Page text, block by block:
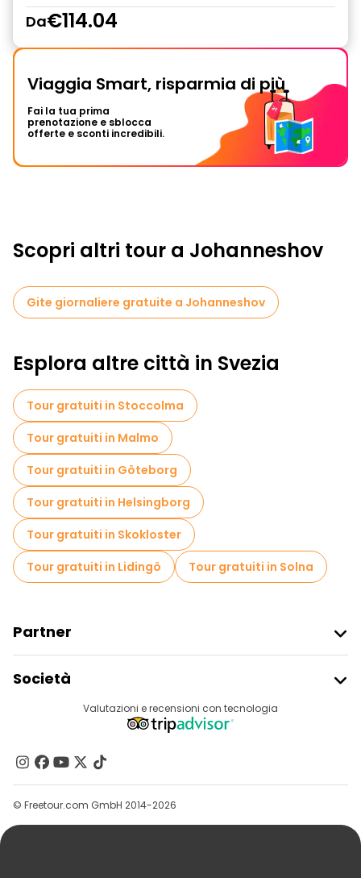
Da€114.04
Viaggia Smart, risparmia di più
Fai la tua prima
prenotazione e sblocca
offerte e sconti incredibili.
Scopri altri tour a Johanneshov
Gite giornaliere gratuite a Johanneshov
Esplora altre città in Svezia
Tour gratuiti in Stoccolma
Tour gratuiti in Malmo
Tour gratuiti in Göteborg
Tour gratuiti in Helsingborg
Tour gratuiti in Skokloster
Tour gratuiti in Lidingö
Tour gratuiti in Solna
Partner
Accesso Del Fornitore
Programma Di Affiliazione
Società
Destinazioni
Contattaci
Gruppi
Aiuto
Valutazioni e recensioni con tecnologia
© Freetour.com GmbH 2014-2026